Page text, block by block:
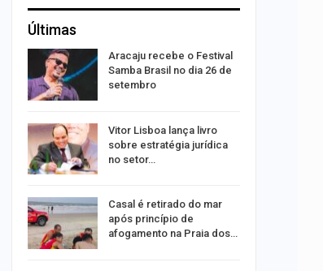
Últimas
Aracaju recebe o Festival
Samba Brasil no dia 26 de
setembro
Vitor Lisboa lança livro
sobre estratégia jurídica
no setor…
Casal é retirado do mar
após princípio de
afogamento na Praia dos…